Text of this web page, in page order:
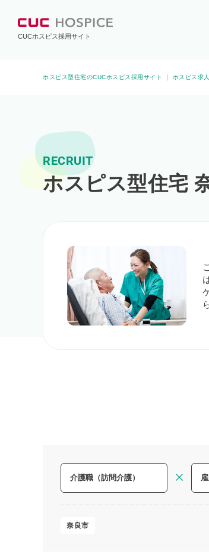
CUCホスピス採用サイト
ホスピス型住宅のCUCホスピス採用サイト ホスピス求
RECRUIT
ホスピス型住宅
奈良市